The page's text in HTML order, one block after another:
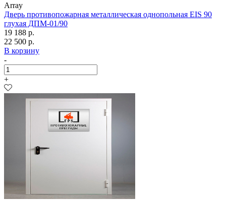
Array
Дверь противопожарная металлическая однопольная EIS 90
глухая ДПМ-01/90
19 188 р.
22 500 р.
В корзину
-
+